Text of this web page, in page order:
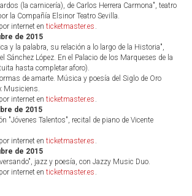
(la carnicería), de Carlos Herrera Carmona", teatro
la Compañía Elsinor Teatro Sevilla.
internet en ticketmaster.es .
de 2015
y la palabra, su relación a lo largo de la Historia",
Sánchez López. En el Palacio de los Marqueses de la
hasta completar aforo).
de amarte. Música y poesía del Siglo de Oro
Musiciens.
internet en ticketmaster.es .
de 2015
"Jóvenes Talentos", recital de piano de Vicente
internet en ticketmaster.es .
de 2015
jazz y poesía, con Jazzy Music Duo.
internet en ticketmaster.es .